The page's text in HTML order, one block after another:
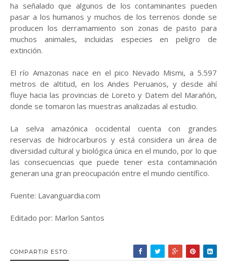
ha señalado que algunos de los contaminantes pueden
pasar a los humanos y muchos de los terrenos donde se
producen los derramamiento son zonas de pasto para
muchos animales, incluidas especies en peligro de
extinción.
El río Amazonas nace en el pico Nevado Mismi, a 5.597
metros de altitud, en los Andes Peruanos, y desde ahí
fluye hacia las provincias de Loreto y Datem del Marañón,
donde se tomaron las muestras analizadas al estudio.
La selva amazónica occidental cuenta con grandes
reservas de hidrocarburos y está considera un área de
diversidad cultural y biológica única en el mundo, por lo que
las consecuencias que puede tener esta contaminación
generan una gran preocupación entre el mundo científico.
Fuente: Lavanguardia.com
Editado por: Marlon Santos
COMPARTIR ESTO: